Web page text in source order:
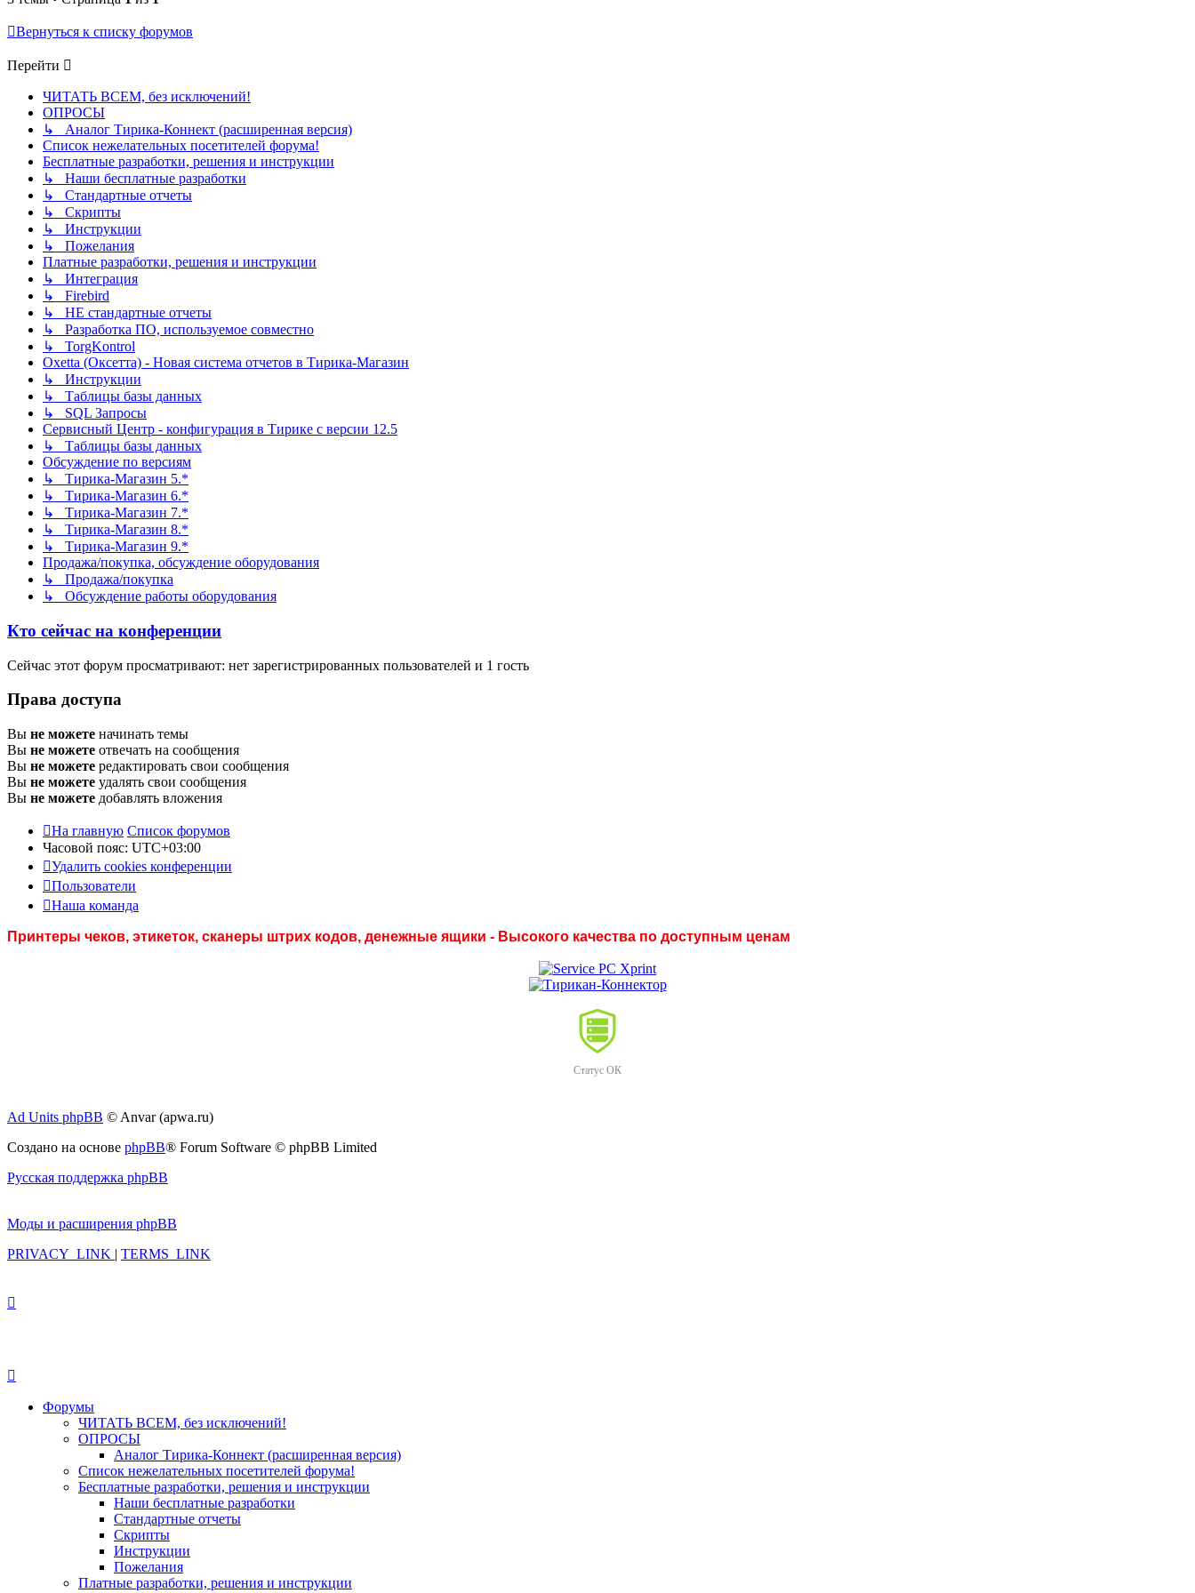
Вернуться к списку форумов
Перейти
ЧИТАТЬ ВСЕМ, без исключений!
ОПРОСЫ
↳ Аналог Тирика-Коннект (расширенная версия)
Список нежелательных посетителей форума!
Бесплатные разработки, решения и инструкции
↳ Наши бесплатные разработки
↳ Стандартные отчеты
↳ Скрипты
↳ Инструкции
↳ Пожелания
Платные разработки, решения и инструкции
↳ Интеграция
↳ Firebird
↳ НЕ стандартные отчеты
↳ Разработка ПО, используемое совместно
↳ TorgKontrol
Oxetta (Оксетта) - Новая система отчетов в Тирика-Магазин
↳ Инструкции
↳ Таблицы базы данных
↳ SQL Запросы
Сервисный Центр - конфигурация в Тирике с версии 12.5
↳ Таблицы базы данных
Обсуждение по версиям
↳ Тирика-Магазин 5.*
↳ Тирика-Магазин 6.*
↳ Тирика-Магазин 7.*
↳ Тирика-Магазин 8.*
↳ Тирика-Магазин 9.*
Продажа/покупка, обсуждение оборудования
↳ Продажа/покупка
↳ Обсуждение работы оборудования
Кто сейчас на конференции
Сейчас этот форум просматривают: нет зарегистрированных пользователей и 1 гость
Права доступа
Вы не можете начинать темы
Вы не можете отвечать на сообщения
Вы не можете редактировать свои сообщения
Вы не можете удалять свои сообщения
Вы не можете добавлять вложения
На главную Список форумов
Часовой пояс: UTC+03:00
Удалить cookies конференции
Пользователи
Наша команда
Принтеры чеков, этикеток, сканеры штрих кодов, денежные ящики - Высокого качества по доступным ценам
Статус ОК
Ad Units phpBB © Anvar (apwa.ru)
Создано на основе phpBB® Forum Software © phpBB Limited
Русская поддержка phpBB
Моды и расширения phpBB
PRIVACY_LINK | TERMS_LINK
Форумы
ЧИТАТЬ ВСЕМ, без исключений!
ОПРОСЫ
Аналог Тирика-Коннект (расширенная версия)
Список нежелательных посетителей форума!
Бесплатные разработки, решения и инструкции
Наши бесплатные разработки
Стандартные отчеты
Скрипты
Инструкции
Пожелания
Платные разработки, решения и инструкции